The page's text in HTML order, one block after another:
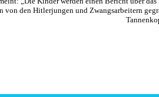
von den Hitlerjungen und Zwangsarbeitern